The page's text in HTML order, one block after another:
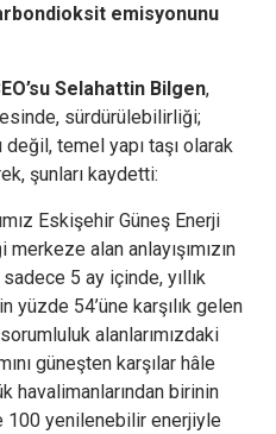
emisyonunu
Selahattin Bilgen,
sürdürülebilirliği;
değil, temel yapı taşı olarak
şunları kaydetti:
Eskişehir Güneş Enerji
alan anlayışımızın
5 ay içinde, yıllık
54’üne karşılık gelen
alanlarımızdaki
güneşten karşılar hâle
havalimanlarından birinin
100 yenilenebilir enerjiyle